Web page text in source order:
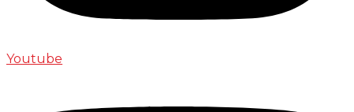
Youtube